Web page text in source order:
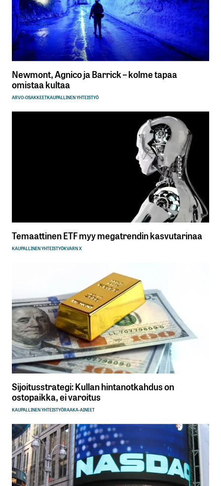
Newmont, Agnico ja Barrick – kolme tapaa
omistaa kultaa
ARVO-OSAKKEETKAUPALLINEN YHTEISTYÖ
Temaattinen ETF myy megatrendin kasvutarinaa
KAUPALLINEN YHTEISTYÖKVARN X
Sijoitusstrategi: Kullan hintanotkahdus on
ostopaikka, ei varoitus
KAUPALLINEN YHTEISTYÖRAAKA-AINEET